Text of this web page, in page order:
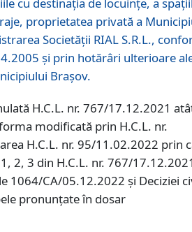
cu destinaţia de locuinţe, a
proprietatea privată a
Societăţii RIAL S.R.L.,
și prin hotărâri ulterioare
Braşov.
H.C.L. nr. 767/17.12.2021
modificată prin H.C.L. nr.
H.C.L. nr. 95/11.02.2022 prin
2, 3 din H.C.L. nr. 767/
1064/CA/05.12.2022 și Deciziei
pronunțate în dosar